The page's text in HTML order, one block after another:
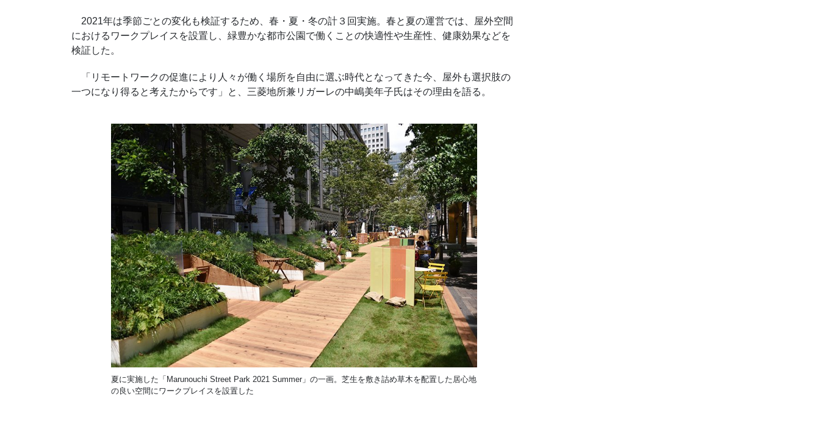
2021年は季節ごとの変化も検証するため、春・夏・冬の計３回実施。春と夏の運営では、屋外空間
におけるワークプレイスを設置し、緑豊かな都市公園で働くことの快適性や生産性、健康効果などを
検証した。
「リモートワークの促進により人々が働く場所を自由に選ぶ時代となってきた今、屋外も選択肢の
一つになり得ると考えたからです」と、三菱地所兼リガーレの中嶋美年子氏はその理由を語る。
夏に実施した「Marunouchi Street Park 2021 Summer」の一画。芝生を敷き詰め草木を配置した居心地
の良い空間にワークプレイスを設置した